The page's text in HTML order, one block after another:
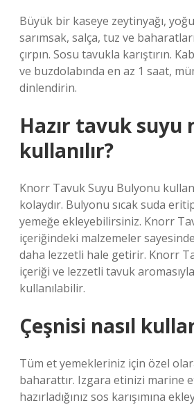
Büyük bir kaseye zeytinyağı,
sarımsak, salça, tuz ve
çırpın. Sosu tavukla karıştırın.
ve buzdolabında en az 1 saat,
dinlendirin.
Hazır tavuk suyu
kullanılır?
Knorr Tavuk Suyu Bulyonu
kolaydır. Bulyonu sıcak suda
yemeğe ekleyebilirsiniz. Knorr
içeriğindeki malzemeler
daha lezzetli hale getirir. Knorr
içeriği ve lezzetli tavuk
kullanılabilir.
Çeşnisi nasıl
Tüm et yemekleriniz için özel
baharattır. Izgara etinizi marine
hazırladığınız sos karışımına